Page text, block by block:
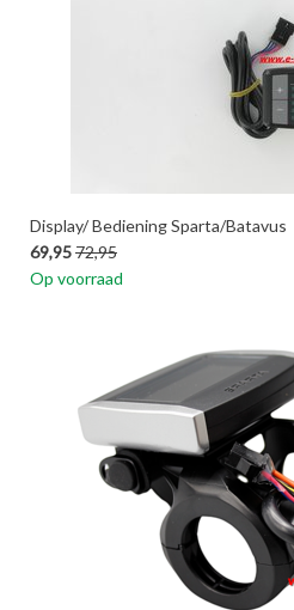
Display/ Bediening Sparta/Batavus
69,9572,95
Op voorraad